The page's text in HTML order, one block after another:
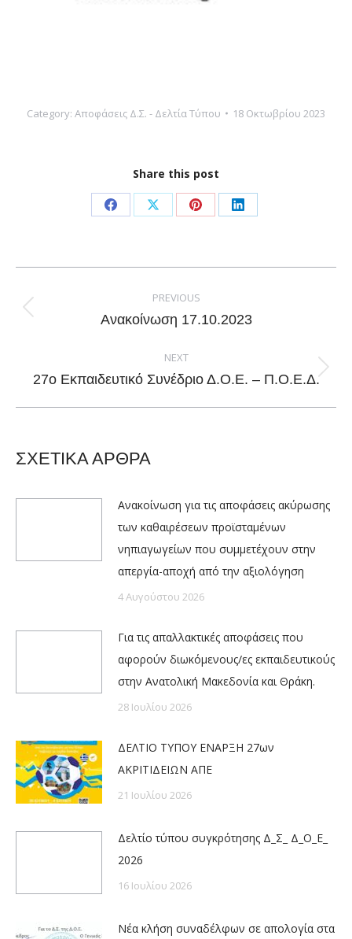
Category: Αποφάσεις Δ.Σ. - Δελτία Τύπου 18 Οκτωβρίου 2023
Share this post
Share
Facebook
Share
X
Share
Pinterest
Share
LinkedIn
navigation
PREVIOUS
Previous
Ανακοίνωση 17.10.2023
NEXT
Next
27ο Εκπαιδευτικό Συνέδριο Δ.Ο.Ε. – Π.Ο.Ε.Δ.
ΣΧΕΤΙΚΑ ΑΡΘΡΑ
Ανακοίνωση για τις αποφάσεις ακύρωσης
των καθαιρέσεων προϊσταμένων
νηπιαγωγείων που συμμετέχουν στην
απεργία-αποχή από την αξιολόγηση
4 Αυγούστου 2026
Για τις απαλλακτικές αποφάσεις που
αφορούν διωκόμενους/ες εκπαιδευτικούς
στην Ανατολική Μακεδονία και Θράκη.
28 Ιουλίου 2026
ΔΕΛΤΙΟ ΤΥΠΟΥ ΕΝΑΡΞΗ 27ων
ΑΚΡΙΤΙΔΕΙΩΝ ΑΠΕ
21 Ιουλίου 2026
Δελτίο τύπου συγκρότησης Δ_Σ_ Δ_Ο_Ε_
2026
16 Ιουλίου 2026
Νέα κλήση συναδέλφων σε απολογία στα